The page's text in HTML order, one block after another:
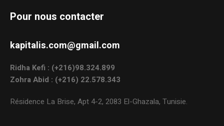
Pour nous contacter
kapitalis.com@gmail.com
Ridha Kefi : (+216)98.324.899
Zohra Abid : (+216) 22.578.343
Résidence La Brise, Apt 4-2, 2083 El-Ghazala, Tunisie.